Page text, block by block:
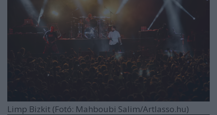
Limp Bizkit (Fotó: Mahboubi Salim/Artlasso.hu)